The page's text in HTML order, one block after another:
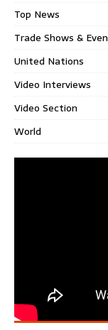
Top News
Trade Shows &
United Nations
Video Interviews
Video Section
World